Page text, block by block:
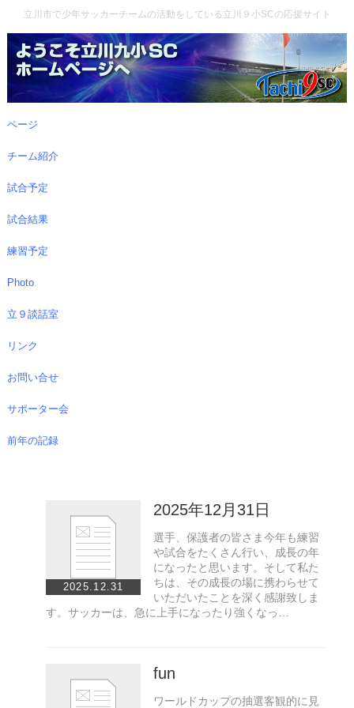
立川市で少年サッカーチームの活動をしている立川９小SCの応援サイト
ページ
チーム紹介
試合予定
試合結果
練習予定
Photo
立９談話室
リンク
お問い合せ
サポーター会
前年の記録
2025.12.31
2025年12月31日
選手、保護者の皆さま今年も練習
や試合をたくさん行い、成長の年
になったと思います。そして私た
ちは、その成長の場に携わらせて
いただいたことを深く感謝致しま
す。サッカーは、急に上手になったり強くなっ…
fun
ワールドカップの抽選客観的に見